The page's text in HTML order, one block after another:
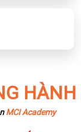
HÀNH
MCI Academy